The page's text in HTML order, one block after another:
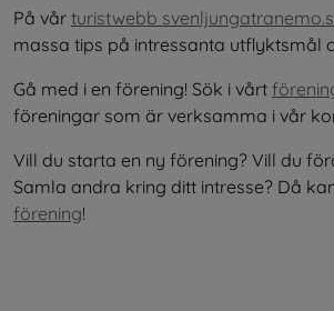
På vår turistwebb
massa tips på intressanta utflyktsmål
Gå med i en förening! Sök i vårt
föreningar som är verksamma i vår
Vill du starta en ny förening? Vill du
Samla andra kring ditt intresse? Då
förening!